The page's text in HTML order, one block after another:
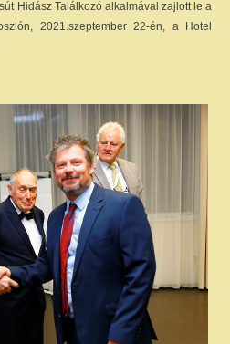
Hidász Találkozó alkalmával zajlott le a
2021.szeptember 22-én, a Hotel